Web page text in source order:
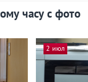
часу с фото
2 июл